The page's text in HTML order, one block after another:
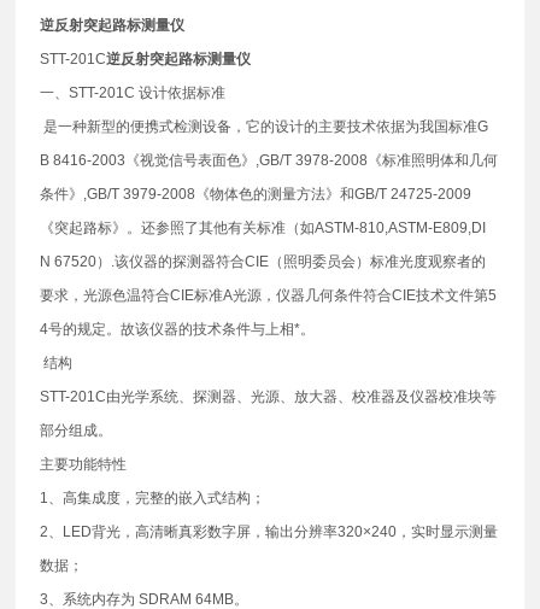
逆反射突起路标测量仪
STT-201C逆反射突起路标测量仪
一、STT-201C 设计依据标准
是一种新型的便携式检测设备，它的设计的主要技术依据为我国标准G
B 8416-2003《视觉信号表面色》,GB/T 3978-2008《标准照明体和几何
条件》,GB/T 3979-2008《物体色的测量方法》和GB/T 24725-2009
《突起路标》。还参照了其他有关标准（如ASTM-810,ASTM-E809,DI
N 67520）.该仪器的探测器符合CIE（照明委员会）标准光度观察者的
要求，光源色温符合CIE标准A光源，仪器几何条件符合CIE技术文件第5
4号的规定。故该仪器的技术条件与上相*。
结构
STT-201C由光学系统、探测器、光源、放大器、校准器及仪器校准块等
部分组成。
主要功能特性
1、高集成度，完整的嵌入式结构；
2、LED背光，高清晰真彩数字屏，输出分辨率320×240，实时显示测量
数据；
3、系统内存为 SDRAM 64MB。